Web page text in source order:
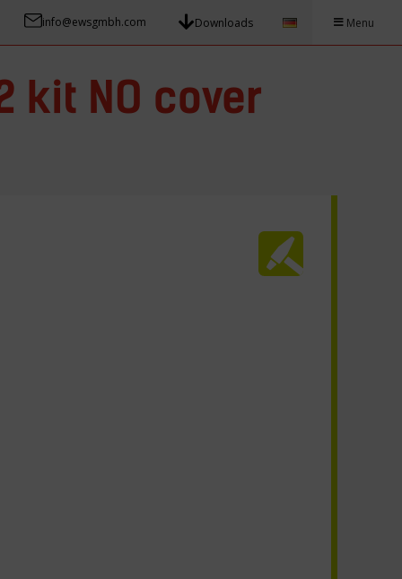
info@ewsgmbh.com Downloads Menu
kit NO cover